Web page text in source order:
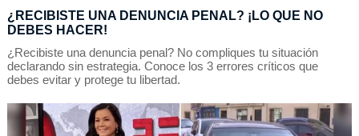
¿RECIBISTE UNA DENUNCIA PENAL? ¡LO QUE NO
DEBES HACER!
¿Recibiste una denuncia penal? No compliques tu situación
declarando sin estrategia. Conoce los 3 errores críticos que
debes evitar y protege tu libertad.